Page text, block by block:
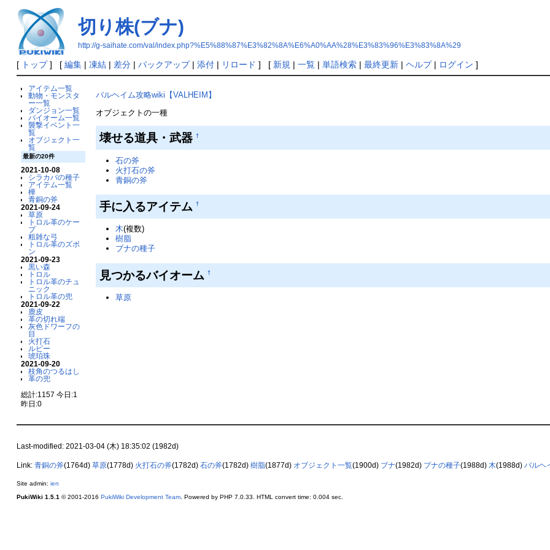
切り株(ブナ)
http://g-saihate.com/val/index.php?%E5%88%87%E3%82%8A%E6%A0%AA%28%E3%83%96%E3%83%8A%29
[ トップ] [ 編集| 凍結| 差分| バックアップ| 添付| リロード ] [ 新規 | 一覧| 単語検索| 最終更新| ヘルプ| ログイン ]
アイテム一覧
動物・モンスタ
ー一覧
ダンジョン一覧
バイオーム一覧
襲撃イベント一
覧
オブジェクト一
覧
最新の20件
2021-10-08
シラカバの種子
アイテム一覧
樺
青銅の斧
2021-09-24
草原
トロル革のケー
プ
粗雑な弓
トロル革のズボ
ン
2021-09-23
黒い森
トロル
トロル革のチュ
ニック
トロル革の兜
2021-09-22
鹿皮
革の切れ端
灰色ドワーフの
目
火打石
ルビー
琥珀珠
2021-09-20
枝角のつるはし
革の兜
総計:1157 今日:1
昨日:0
バルヘイム攻略wiki【VALHEIM】
オブジェクトの一種
壊せる道具・武器†
石の斧
火打石の斧
青銅の斧
手に入るアイテム†
木(複数)
樹脂
ブナの種子
見つかるバイオーム†
草原
Last-modified: 2021-03-04 (木) 18:35:02 (1982d)
Link: 青銅の斧(1764d) 草原(1778d) 火打石の斧(1782d) 石の斧(1782d) 樹脂(1877d) オブジェクト一覧(1900d) ブナ(1982d) ブナの種子(1988d) 木(1988d) バルヘ
Site admin: ien
PukiWiki 1.5.1 © 2001-2016 PukiWiki Development Team. Powered by PHP 7.0.33. HTML convert time: 0.004 sec.